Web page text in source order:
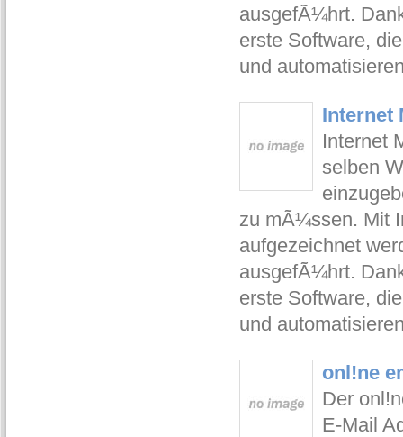
ausgefÃ¼hrt.
erste Software,
und
Internet
Internet
selben
zu mÃ¼ssen. Mit
aufgezeichnet
ausgefÃ¼hrt.
erste Software,
und
onl!ne
Der
E-Mail